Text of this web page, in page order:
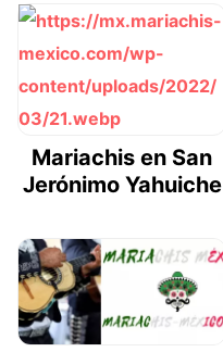
Mariachis en San
Jerónimo Yahuiche